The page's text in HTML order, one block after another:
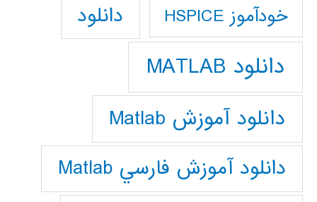
خودآموز HSPICE دانلود
دانلود MATLAB
دانلود آموزش Matlab
دانلود آموزش فارسي Matlab